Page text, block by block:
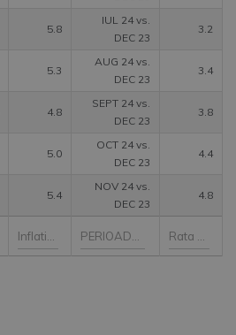
5.8
IUL 24 vs.
DEC 23
3.2
5.3
AUG 24 vs.
DEC 23
3.4
4.8
SEPT 24 vs.
DEC 23
3.8
5.0
OCT 24 vs.
DEC 23
4.4
5.4
NOV 24 vs.
DEC 23
4.8